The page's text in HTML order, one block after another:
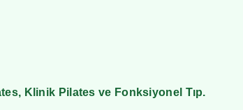
, Klinik Pilates ve Fonksiyonel Tıp.